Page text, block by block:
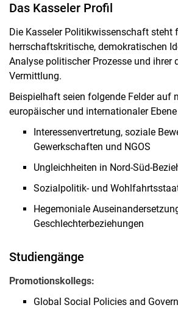
Das Kasseler Profil
Die Kasseler Politikwissenschaft steht
herrschaftskritische, demokratischen
Analyse politischer Prozesse und ihrer
Vermittlung.
Beispielhaft seien folgende Felder auf
europäischer und internationaler
Interessenvertretung, soziale
Gewerkschaften und NGOS
Ungleichheiten in Nord-Süd-
Sozialpolitik- und
Hegemoniale
Geschlechterbeziehungen
Studiengänge
Promotionskollegs:
Global Social Policies and